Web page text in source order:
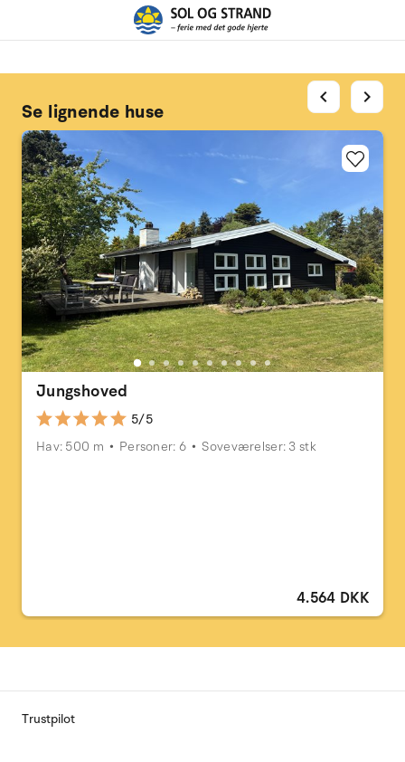
Se lignende huse
Jungshoved
5/5
Hav: 500 m
Personer: 6 Soveværelser: 3 stk
4.564 DKK
chevron_left chevron_right
Trustpilot